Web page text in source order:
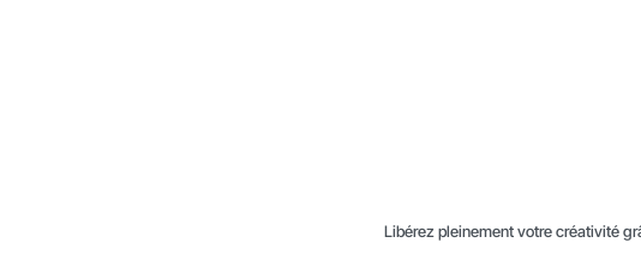
Libérez pleinement votre créativité